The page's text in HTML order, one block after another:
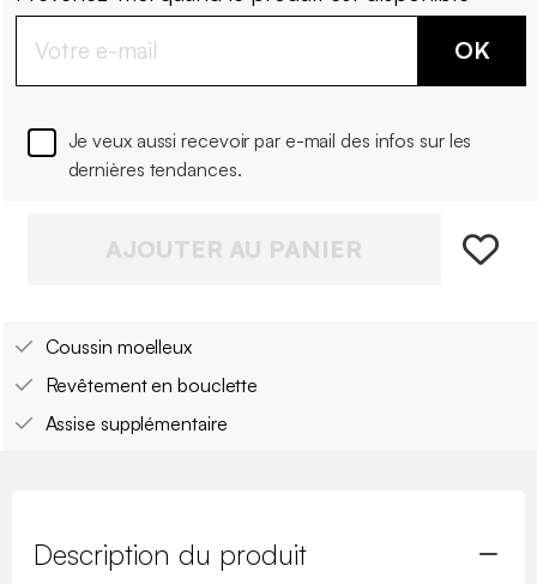
OK
Je veux aussi recevoir par e-mail des infos sur les
dernières tendances.
AJOUTER AU PANIER
Coussin moelleux
Revêtement en bouclette
Assise supplémentaire
Description du produit